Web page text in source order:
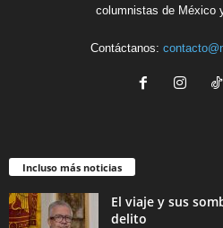
columnistas de México
Contáctanos:
Incluso más noticias
El viaje y sus
delito